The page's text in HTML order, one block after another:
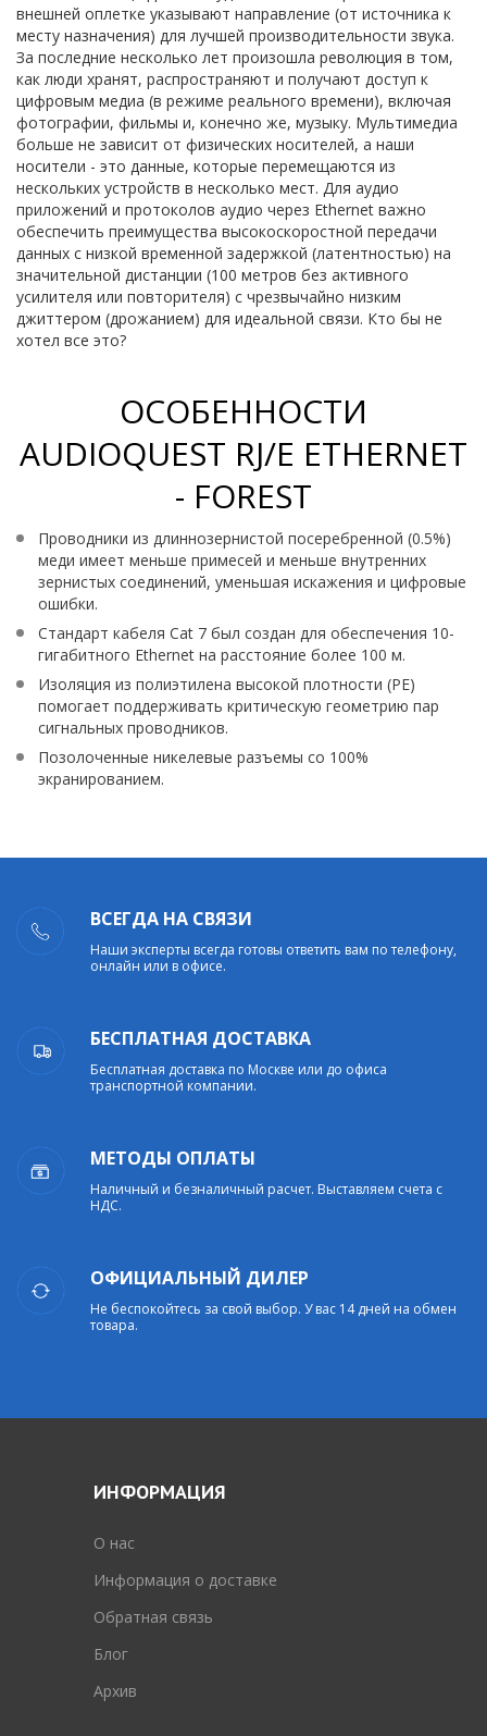
внешней оплетке указывают направление (от источника к
месту назначения) для лучшей производительности звука.
За последние несколько лет произошла революция в том,
как люди хранят, распространяют и получают доступ к
цифровым медиа (в режиме реального времени), включая
фотографии, фильмы и, конечно же, музыку. Мультимедиа
больше не зависит от физических носителей, а наши
носители - это данные, которые перемещаются из
нескольких устройств в несколько мест. Для аудио
приложений и протоколов аудио через Ethernet важно
обеспечить преимущества высокоскоростной передачи
данных с низкой временной задержкой (латентностью) на
значительной дистанции (100 метров без активного
усилителя или повторителя) с чрезвычайно низким
джиттером (дрожанием) для идеальной связи. Кто бы не
хотел все это?
ОСОБЕННОСТИ
AUDIOQUEST RJ/E ETHERNET
- FOREST
Проводники из длиннозернистой посеребренной (0.5%)
меди имеет меньше примесей и меньше внутренних
зернистых соединений, уменьшая искажения и цифровые
ошибки.
Стандарт кабеля Cat 7 был создан для обеспечения 10-
гигабитного Ethernet на расстояние более 100 м.
Изоляция из полиэтилена высокой плотности (PE)
помогает поддерживать критическую геометрию пар
сигнальных проводников.
Позолоченные никелевые разъемы со 100%
экранированием.
ВСЕГДА НА СВЯЗИ
Наши эксперты всегда готовы ответить вам по телефону,
онлайн или в офисе.
БЕСПЛАТНАЯ ДОСТАВКА
Бесплатная доставка по Москве или до офиса
транспортной компании.
МЕТОДЫ ОПЛАТЫ
Наличный и безналичный расчет. Выставляем счета с
НДС.
ОФИЦИАЛЬНЫЙ ДИЛЕР
Не беспокойтесь за свой выбор. У вас 14 дней на обмен
товара.
ИНФОРМАЦИЯ
O нас
Информация о доставке
Обратная связь
Блог
Архив